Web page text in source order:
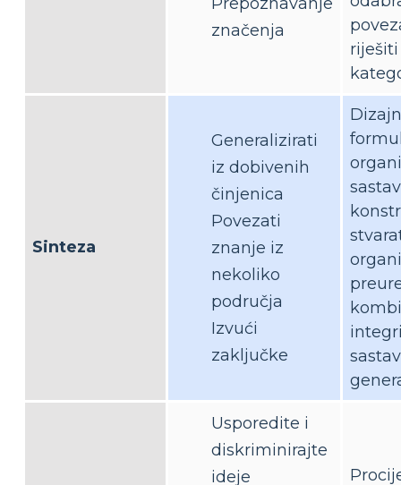
značenja
Sinteza
Generalizirati
iz dobivenih
činjenica
Povezati
znanje iz
nekoliko
područja
Izvući
zaključke
Usporedite i
diskriminirajte
ideje